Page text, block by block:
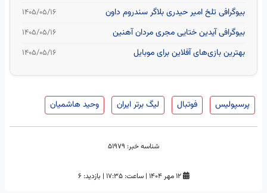
بیوگرافی تلخ امیر حیدری بلاگر سندروم داون ۱۴۰۵/۰۵/۱۶
بیوگرافی آیدین ختایی مجری مردان آهنین ۱۴۰۵/۰۵/۱۶
بهترین بازی‌های آفلاین برای موبایل ۱۴۰۵/۰۵/۱۶
پرسپولیس فوتبال لیگ برتر ایران وحید هاشمیان
شناسه خبر:
۱۲ مهر ۱۴۰۴ | ساعت: ۱۷:۳۵ | بازدید: 6